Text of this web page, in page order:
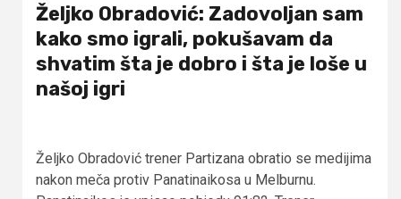
Željko Obradović: Zadovoljan sam
kako smo igrali, pokušavam da
shvatim šta je dobro i šta je loše u
našoj igri
Željko Obradović trener Partizana obratio se medijima
nakon meča protiv Panatinaikosa u Melburnu.